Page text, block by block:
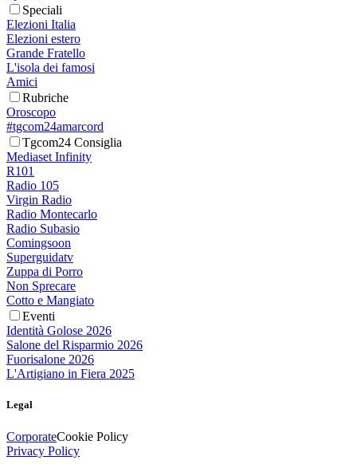
Speciali
Elezioni Italia
Elezioni estero
Grande Fratello
L'isola dei famosi
Amici
Rubriche
Oroscopo
#tgcom24amarcord
Tgcom24 Consiglia
Mediaset Infinity
R101
Radio 105
Virgin Radio
Radio Montecarlo
Radio Subasio
Comingsoon
Superguidatv
Zuppa di Porro
Non Sprecare
Cotto e Mangiato
Eventi
Identità Golose 2026
Salone del Risparmio 2026
Fuorisalone 2026
L'Artigiano in Fiera 2025
Legal
CorporateCookie Policy
Privacy Policy